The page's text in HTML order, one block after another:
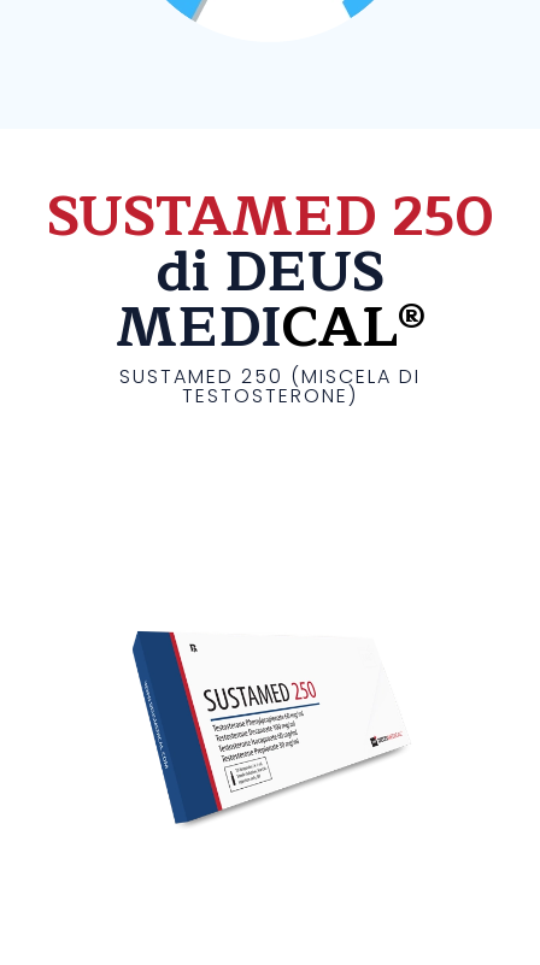
SUSTAMED 250
di DEUS
MEDICAL®
SUSTAMED 250 (MISCELA DI
TESTOSTERONE)